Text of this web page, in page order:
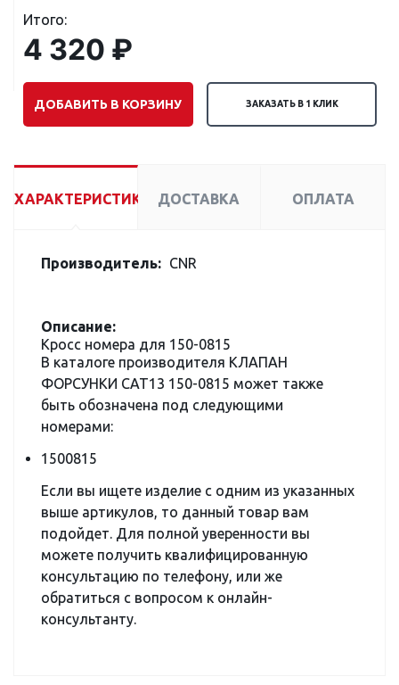
Итого:
4 320 ₽
ДОБАВИТЬ В КОРЗИНУ ЗАКАЗАТЬ В 1 КЛИК
ХАРАКТЕРИСТИКИ ДОСТАВКА ОПЛАТА
Производитель: CNR
Описание:
Кросс номера для 150-0815
В каталоге производителя КЛАПАН
ФОРСУНКИ CAT13 150-0815 может также
быть обозначена под следующими
номерами:
1500815
Если вы ищете изделие с одним из указанных
выше артикулов, то данный товар вам
подойдет. Для полной уверенности вы
можете получить квалифицированную
консультацию по телефону, или же
обратиться с вопросом к онлайн-
консультанту.